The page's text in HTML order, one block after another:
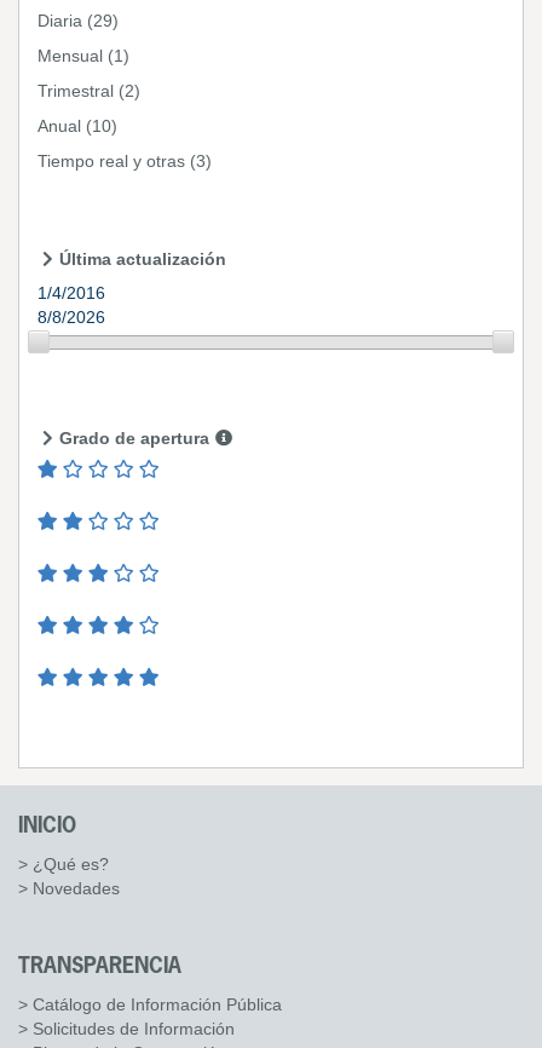
Diaria (29)
Mensual (1)
Trimestral (2)
Anual (10)
Tiempo real y otras (3)
Última actualización
1/4/2016
8/8/2026
Grado de apertura
INICIO
> ¿Qué es?
> Novedades
TRANSPARENCIA
> Catálogo de Información Pública
> Solicitudes de Información